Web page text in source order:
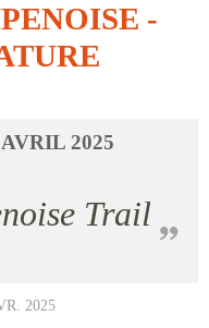
-
AVRIL 2025
Trail
2025